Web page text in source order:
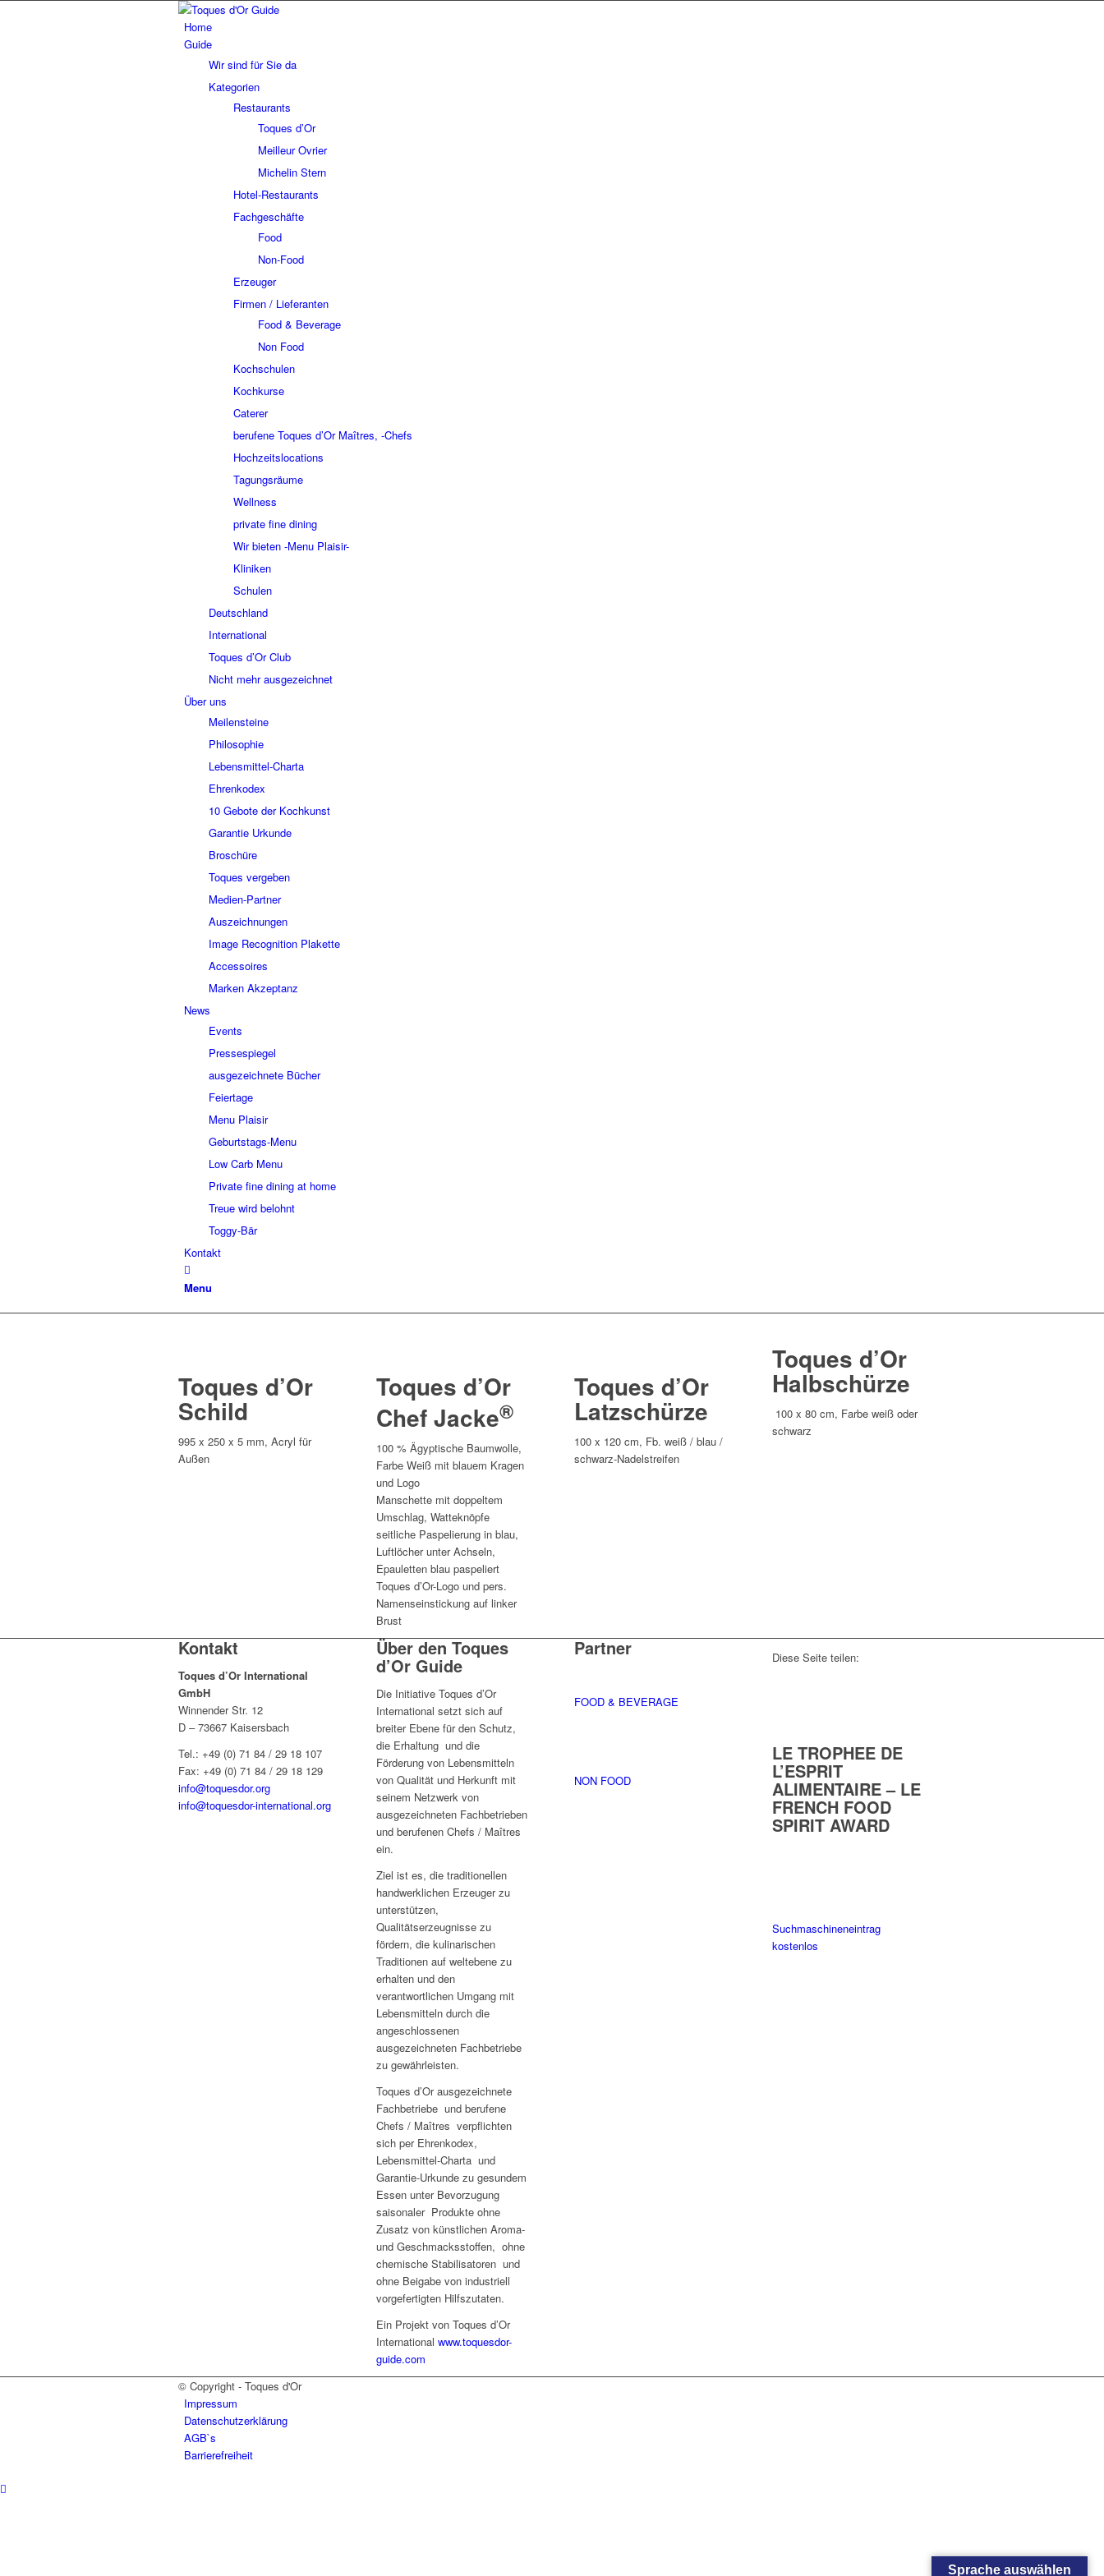
Home
Guide
Wir sind für Sie da
Kategorien
Restaurants
Toques d’Or
Meilleur Ovrier
Michelin Stern
Hotel-Restaurants
Fachgeschäfte
Food
Non-Food
Erzeuger
Firmen / Lieferanten
Food & Beverage
Non Food
Kochschulen
Kochkurse
Caterer
berufene Toques d’Or Maîtres, -Chefs
Hochzeitslocations
Tagungsräume
Wellness
private fine dining
Wir bieten -Menu Plaisir-
Kliniken
Schulen
Deutschland
International
Toques d’Or Club
Nicht mehr ausgezeichnet
Über uns
Meilensteine
Philosophie
Lebensmittel-Charta
Ehrenkodex
10 Gebote der Kochkunst
Garantie Urkunde
Broschüre
Toques vergeben
Medien-Partner
Auszeichnungen
Image Recognition Plakette
Accessoires
Marken Akzeptanz
News
Events
Pressespiegel
ausgezeichnete Bücher
Feiertage
Menu Plaisir
Geburtstags-Menu
Low Carb Menu
Private fine dining at home
Treue wird belohnt
Toggy-Bär
Kontakt
Menu
Toques d’Or
Schild
995 x 250 x 5 mm, Acryl für
Außen
Toques d’Or
Chef Jacke®
100 % Ägyptische Baumwolle,
Farbe Weiß mit blauem Kragen
und Logo
Manschette mit doppeltem
Umschlag, Watteknöpfe
seitliche Paspelierung in blau,
Luftlöcher unter Achseln,
Epauletten blau paspeliert
Toques d’Or-Logo und pers.
Namenseinstickung auf linker
Brust
Toques d’Or
Latzschürze
100 x 120 cm, Fb. weiß / blau /
schwarz-Nadelstreifen
Toques d’Or
Halbschürze
100 x 80 cm, Farbe weiß oder
schwarz
Kontakt
Toques d’Or International
GmbH
Winnender Str. 12
D – 73667 Kaisersbach
Tel.: +49 (0) 71 84 / 29 18 107
Fax: +49 (0) 71 84 / 29 18 129
info@toquesdor.org
info@toquesdor-international.org
Über den Toques
d’Or Guide
Die Initiative Toques d’Or
International setzt sich auf
breiter Ebene für den Schutz,
die Erhaltung und die
Förderung von Lebensmitteln
von Qualität und Herkunft mit
seinem Netzwerk von
ausgezeichneten Fachbetrieben
und berufenen Chefs / Maîtres
ein.
Ziel ist es, die traditionellen
handwerklichen Erzeuger zu
unterstützen,
Qualitätserzeugnisse zu
fördern, die kulinarischen
Traditionen auf weltebene zu
erhalten und den
verantwortlichen Umgang mit
Lebensmitteln durch die
angeschlossenen
ausgezeichneten Fachbetriebe
zu gewährleisten.
Toques d’Or ausgezeichnete
Fachbetriebe und berufene
Chefs / Maîtres verpflichten
sich per Ehrenkodex,
Lebensmittel-Charta und
Garantie-Urkunde zu gesundem
Essen unter Bevorzugung
saisonaler Produkte ohne
Zusatz von künstlichen Aroma-
und Geschmacksstoffen, ohne
chemische Stabilisatoren und
ohne Beigabe von industriell
vorgefertigten Hilfszutaten.
Ein Projekt von Toques d’Or
Internationalwww.toquesdor-
guide.com
Partner
FOOD & BEVERAGE
NON FOOD
Diese Seite teilen:
LE TROPHEE DE
L’ESPRIT
ALIMENTAIRE – LE
FRENCH FOOD
SPIRIT AWARD
Suchmaschineneintrag
kostenlos
© Copyright - Toques d'Or
Impressum
Datenschutzerklärung
AGB`s
Barrierefreiheit
Sprache auswählen